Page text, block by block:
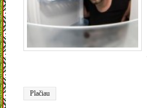
Plačiau